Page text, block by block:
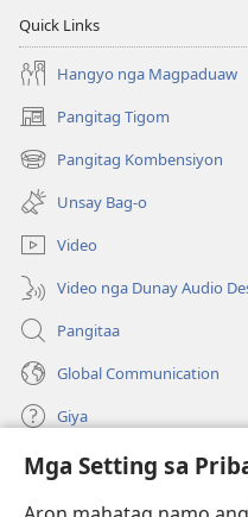
Mga Setting sa
Quick Links
Hangyo nga Magpaduaw
Pangitag Tigom
(mo-
open
ug
bag-
ong
window)
Pangitag Kombensiyon
(mo-
open
ug
bag-
ong
window)
Unsay Bag-o
Video
Video nga Dunay Audio
Pangitaa
Global Communication
Giya
Donasyon
(mo-
open